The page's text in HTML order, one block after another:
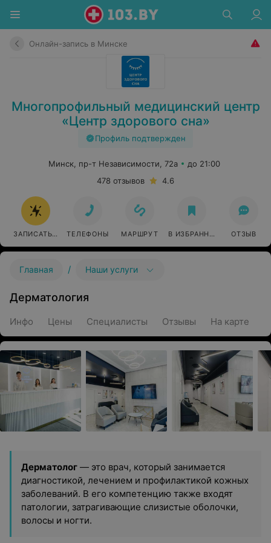
Онлайн-запись в Минске
Многопрофильный медицинский центр
«Центр здорового сна»
Профиль подтвержден
Минск, пр-т Независимости, 72а
до 21:00
478 отзывов
4.6
ЗАПИСАТЬСЯ ОНЛАЙН
ТЕЛЕФОНЫ МАРШРУТ В ИЗБРАННОЕ ОТЗЫВ
Главная / Наши услуги
Дерматология
Инфо Цены Специалисты Отзывы На карте
Дерматолог — это врач, который занимается
диагностикой, лечением и профилактикой кожных
заболеваний. В его компетенцию также входят
патологии, затрагивающие слизистые оболочки,
волосы и ногти.